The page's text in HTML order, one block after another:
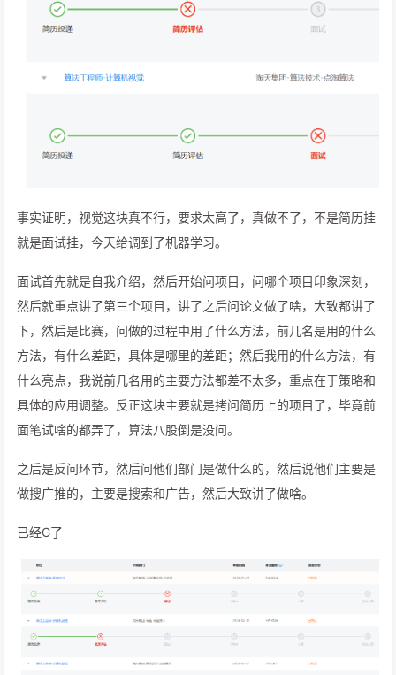
事实证明，视觉这块真不行，要求太高了，真做不了，不是简历挂
就是面试挂，今天给调到了机器学习。
面试首先就是自我介绍，然后开始问项目，问哪个项目印象深刻，
然后就重点讲了第三个项目，讲了之后问论文做了啥，大致都讲了
下，然后是比赛，问做的过程中用了什么方法，前几名是用的什么
方法，有什么差距，具体是哪里的差距；然后我用的什么方法，有
什么亮点，我说前几名用的主要方法都差不太多，重点在于策略和
具体的应用调整。反正这块主要就是拷问简历上的项目了，毕竟前
面笔试啥的都弄了，算法八股倒是没问。
之后是反问环节，然后问他们部门是做什么的，然后说他们主要是
做搜广推的，主要是搜索和广告，然后大致讲了做啥。
已经G了